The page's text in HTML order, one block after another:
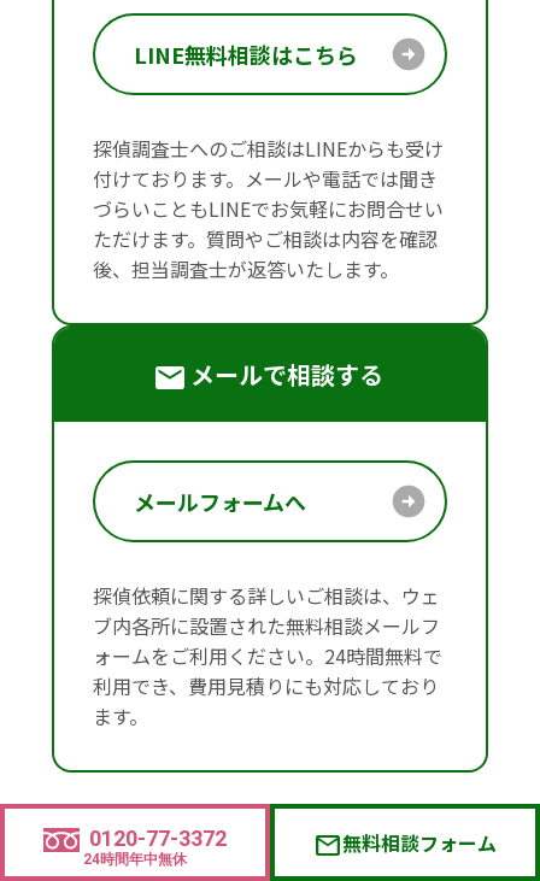
LINE無料相談はこちら
探偵調査士へのご相談はLINEからも受け
付けております。メールや電話では聞き
づらいこともLINEでお気軽にお問合せい
ただけます。質問やご相談は内容を確認
後、担当調査士が返答いたします。
メールで相談する
メールフォームへ
探偵依頼に関する詳しいご相談は、ウェ
ブ内各所に設置された無料相談メールフ
ォームをご利用ください。24時間無料で
利用でき、費用見積りにも対応しており
ます。
難聴などの障害をお持ちの方
0120-77-3372
24時間年中無休 mail無料相談フォーム